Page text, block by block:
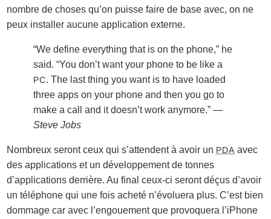
nombre de choses qu’on puisse faire de base avec, on ne
peux installer aucune application externe.
“We define everything that is on the phone,” he
said. “You don’t want your phone to be like a
PC. The last thing you want is to have loaded
three apps on your phone and then you go to
make a call and it doesn’t work anymore.”
Steve Jobs
Nombreux seront ceux qui s’attendent à avoir un PDA avec
des applications et un développement de tonnes
d’applications derrière. Au final ceux-ci seront déçus d’avoir
un téléphone qui une fois acheté n’évoluera plus. C’est bien
dommage car avec l’engouement que provoquera l’iPhone